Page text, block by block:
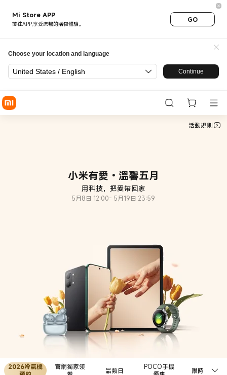
Mi Store APP
前往APP,享受流暢的購物體驗。
GO
Choose your location and language
United States / English Continue
小米母親節2026 |官網獨家頁
活動規則
小米有愛・溫馨五月
用科技，把愛帶回家
5月8日 12:00- 5月19日 23:59
2026冷氣機
官網獨家領
品類日
POCO手機
限時秒殺